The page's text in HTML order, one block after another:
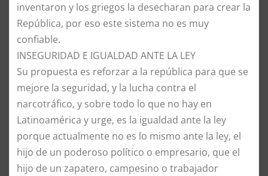
inventaron y los griegos la desecharan para crear la
República, por eso este sistema no es muy
confiable.
​INSEGURIDAD E IGUALDAD ANTE LA LEY
​Su propuesta es reforzar a la república para que se
mejore la seguridad, y la lucha contra el
narcotráfico, y sobre todo lo que no hay en
Latinoamérica y urge, es la igualdad ante la ley
porque actualmente no es lo mismo ante la ley, el
hijo de un poderoso político o empresario, que el
hijo de un zapatero, campesino o trabajador